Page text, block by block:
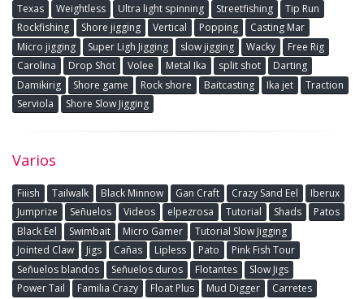
Texas
Weightless Ultra light spinning Streetfishing
Tip Run
Rockfishing
Shore jigging Vertical Popping
Casting Mar
Micro jigging
Super Ligh Jigging slow jigging Wacky
Free Rig
Carolina
Drop Shot Volee Metal Ika split shot
Darting
Damikirig
Shore game Rock shore Baitcasting Ika jet
Traction
Serviola
Shore Slow Jigging
Varios
Fiiish Tailwalk Black Minnow Gan Craft Crazy Sand Eel
Iberux
Jumprize
Señuelos Videos elpezrosa Tutorial Shads
Patos
Black Eel
Swimbait Micro Gamer
Tutorial Slow Jigging
Jointed Claw
Jigs Cañas Lipless Pato
Pink Fish Tour
Señuelos blandos
Señuelos duros Flotantes
Slow Jigs
Power Tail
Familia Crazy Float Plus Mud Digger
Carretes